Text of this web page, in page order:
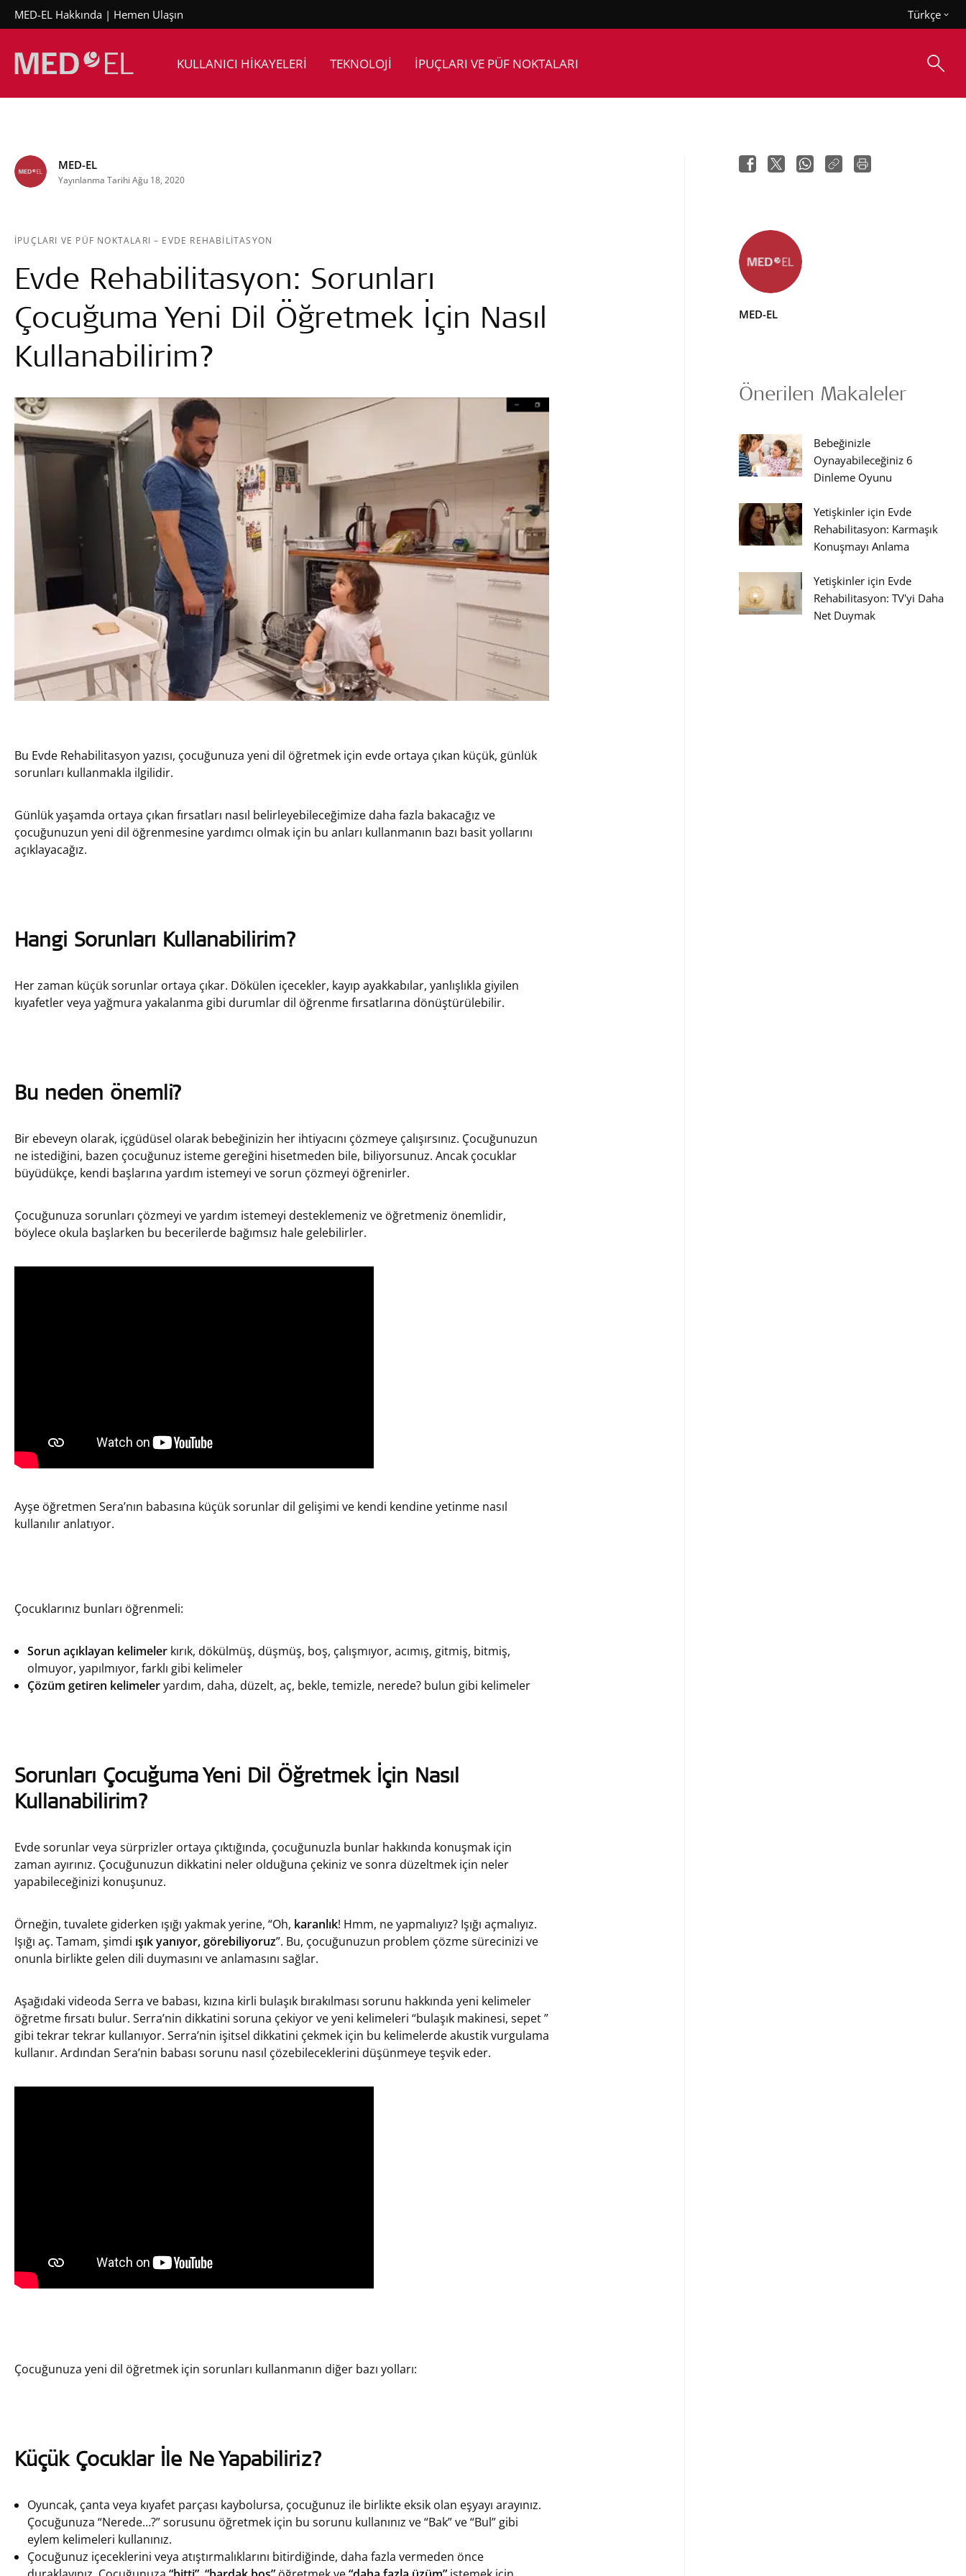
MED-EL Hakkında Hemen Ulaşın Türkçe
KULLANICI HİKAYELERİ TEKNOLOJİ İPUÇLARI VE PÜF NOKTALARI
MED-EL
Yayınlanma Tarihi Ağu 18, 2020
İPUÇLARI VE PÜF NOKTALARI– EVDE REHABILITASYON
Evde Rehabilitasyon: Sorunları
Çocuğuma Yeni Dil Öğretmek İçin Nasıl
Kullanabilirim?
Bu Evde Rehabilitasyon yazısı, çocuğunuza yeni dil öğretmek için evde ortaya çıkan küçük, günlük
sorunları kullanmakla ilgilidir.
Günlük yaşamda ortaya çıkan fırsatları nasıl belirleyebileceğimize daha fazla bakacağız ve
çocuğunuzun yeni dil öğrenmesine yardımcı olmak için bu anları kullanmanın bazı basit yollarını
açıklayacağız.
Hangi Sorunları Kullanabilirim?
Her zaman küçük sorunlar ortaya çıkar. Dökülen içecekler, kayıp ayakkabılar, yanlışlıkla giyilen
kıyafetler veya yağmura yakalanma gibi durumlar dil öğrenme fırsatlarına dönüştürülebilir.
Bu neden önemli?
Bir ebeveyn olarak, içgüdüsel olarak bebeğinizin her ihtiyacını çözmeye çalışırsınız. Çocuğunuzun
ne istediğini, bazen çocuğunuz isteme gereğini hisetmeden bile, biliyorsunuz. Ancak çocuklar
büyüdükçe, kendi başlarına yardım istemeyi ve sorun çözmeyi öğrenirler.
Çocuğunuza sorunları çözmeyi ve yardım istemeyi desteklemeniz ve öğretmeniz önemlidir,
böylece okula başlarken bu becerilerde bağımsız hale gelebilirler.
Ayşe öğretmen Sera’nın babasına küçük sorunlar dil gelişimi ve kendi kendine yetinme nasıl
kullanılır anlatıyor.
Çocuklarınız bunları öğrenmeli:
Sorun açıklayan kelimeler kırık, dökülmüş, düşmüş, boş, çalışmıyor, acımış, gitmiş, bitmiş,
olmuyor, yapılmıyor, farklı gibi kelimeler
Çözüm getiren kelimeleryardım, daha, düzelt, aç, bekle, temizle, nerede? bulun gibi kelimeler
Sorunları Çocuğuma Yeni Dil Öğretmek İçin Nasıl
Kullanabilirim?
Evde sorunlar veya sürprizler ortaya çıktığında, çocuğunuzla bunlar hakkında konuşmak için
zaman ayırınız. Çocuğunuzun dikkatini neler olduğuna çekiniz ve sonra düzeltmek için neler
yapabileceğinizi konuşunuz.
Örneğin, tuvalete giderken ışığı yakmak yerine, “Oh, karanlık! Hmm, ne yapmalıyız? Işığı açmalıyız.
Işığı aç. Tamam, şimdi ışık yanıyor, görebiliyoruz”. Bu, çocuğunuzun problem çözme sürecinizi ve
onunla birlikte gelen dili duymasını ve anlamasını sağlar.
Aşağıdaki videoda Serra ve babası, kızına kirli bulaşık bırakılması sorunu hakkında yeni kelimeler
öğretme fırsatı bulur. Serra’nin dikkatini soruna çekiyor ve yeni kelimeleri “bulaşık makinesi, sepet ”
gibi tekrar tekrar kullanıyor. Serra’nin işitsel dikkatini çekmek için bu kelimelerde akustik vurgulama
kullanır. Ardından Sera’nin babası sorunu nasıl çözebileceklerini düşünmeye teşvik eder.
Çocuğunuza yeni dil öğretmek için sorunları kullanmanın diğer bazı yolları:
Küçük Çocuklar İle Ne Yapabiliriz?
Oyuncak, çanta veya kıyafet parçası kaybolursa, çocuğunuz ile birlikte eksik olan eşyayı arayınız.
Çocuğunuza “Nerede…?” sorusunu öğretmek için bu sorunu kullanınız ve “Bak” ve “Bul” gibi
eylem kelimeleri kullanınız.
Çocuğunuz içeceklerini veya atıştırmalıklarını bitirdiğinde, daha fazla vermeden önce
MED-EL
Önerilen Makaleler
Bebeğinizle
Oynayabileceğiniz 6
Dinleme Oyunu
Yetişkinler için Evde
Rehabilitasyon: Karmaşık
Konuşmayı Anlama
Yetişkinler için Evde
Rehabilitasyon: TV'yi Daha
Net Duymak